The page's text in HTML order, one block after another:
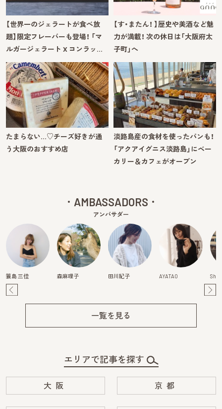
【世界一のジェラートが食べ放
題】限定フレーバーも登場！ 「マ
ルガージェラート X コンラッ…
【す・またん！ 】歴史や美酒など魅
力が満載！ 次の休日は「大阪府太
子町」へ
たまらない…♡チーズ好きが通
う大阪のおすすめ店
淡路島産の食材を使ったパンも！
「アクアイグニス淡路島」にベー
カリー＆カフェがオープン
AMBASSADORS
アンバサダー
簑島 三佳 森麻理子 田川紀子 AYATAO
一覧を見る
エリアで記事を探す
大阪 京都